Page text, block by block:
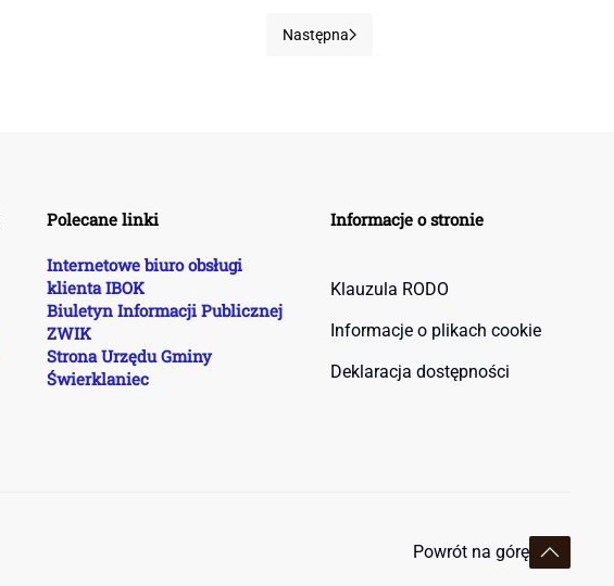
Następna
Polecane linki
Internetowe biuro obsługi
klienta IBOK
Biuletyn Informacji Publicznej
ZWIK
Strona Urzędu Gminy
Świerklaniec
Informacje o stronie
Klauzula RODO
Informacje o plikach cookie
Deklaracja dostępności
Powrót na górę